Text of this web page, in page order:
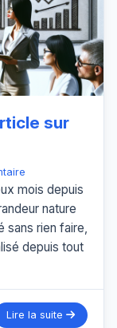
sur
mois depuis
nature
sans rien faire,
depuis tout
Lire la suite